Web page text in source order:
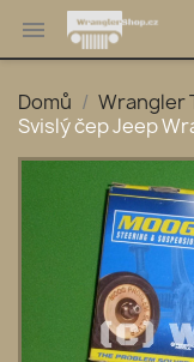

Domů Wrangler
Svislý čep Jeep